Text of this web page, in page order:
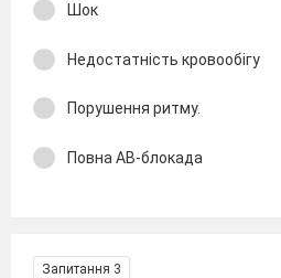
Шок
Недостатність кровообігу
Порушення ритму.
Повна АВ-блокада
Запитання 3